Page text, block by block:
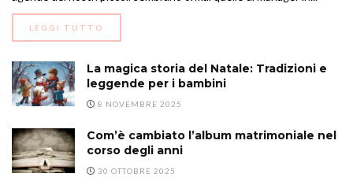
LEGGI TUTTO
La magica storia del Natale: Tradizioni e
leggende per i bambini
8 NOVEMBRE 2025
Com’è cambiato l’album matrimoniale nel
corso degli anni
30 OTTOBRE 2025